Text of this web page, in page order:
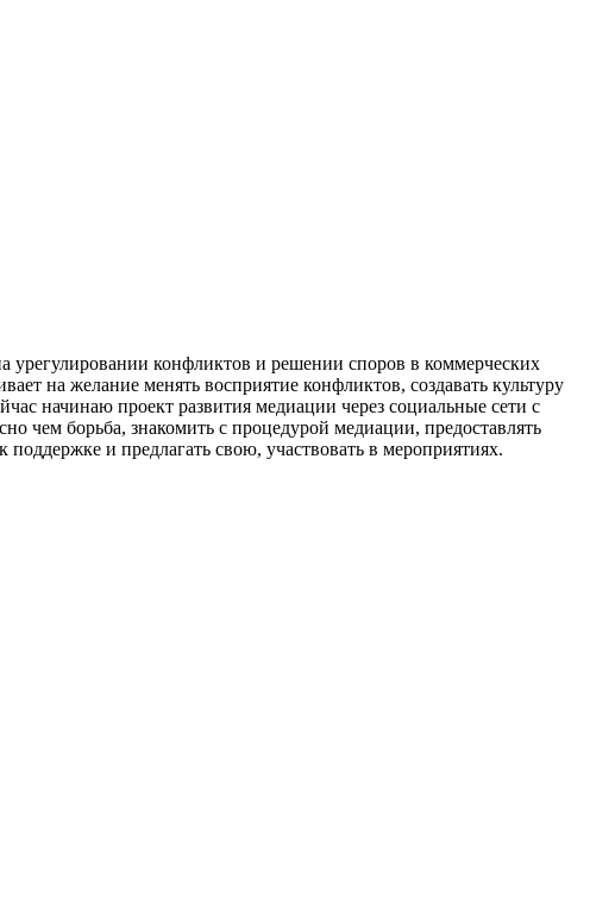
урегулировании конфликтов и решении споров в коммерческих
на желание менять восприятие конфликтов, создавать культуру
начинаю проект развития медиации через социальные сети с
чем борьба, знакомить с процедурой медиации, предоставлять
и предлагать свою, участвовать в мероприятиях.